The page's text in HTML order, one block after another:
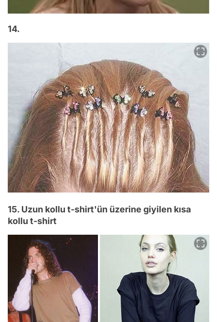
14.
15. Uzun kollu t-shirt'ün üzerine giyilen kısa
kollu t-shirt